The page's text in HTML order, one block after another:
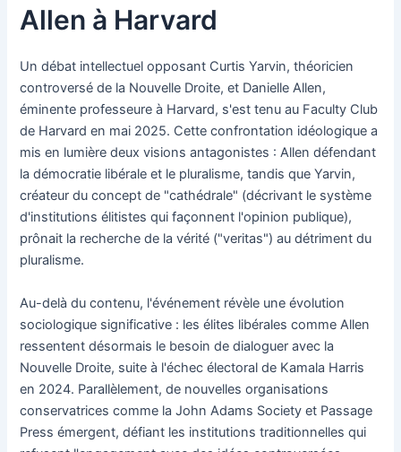
Allen à Harvard
Un débat intellectuel opposant Curtis Yarvin, théoricien
controversé de la Nouvelle Droite, et Danielle Allen,
éminente professeure à Harvard, s'est tenu au Faculty Club
de Harvard en mai 2025. Cette confrontation idéologique a
mis en lumière deux visions antagonistes : Allen défendant
la démocratie libérale et le pluralisme, tandis que Yarvin,
créateur du concept de "cathédrale" (décrivant le système
d'institutions élitistes qui façonnent l'opinion publique),
prônait la recherche de la vérité ("veritas") au détriment du
pluralisme.
Au-delà du contenu, l'événement révèle une évolution
sociologique significative : les élites libérales comme Allen
ressentent désormais le besoin de dialoguer avec la
Nouvelle Droite, suite à l'échec électoral de Kamala Harris
en 2024. Parallèlement, de nouvelles organisations
conservatrices comme la John Adams Society et Passage
Press émergent, défiant les institutions traditionnelles qui